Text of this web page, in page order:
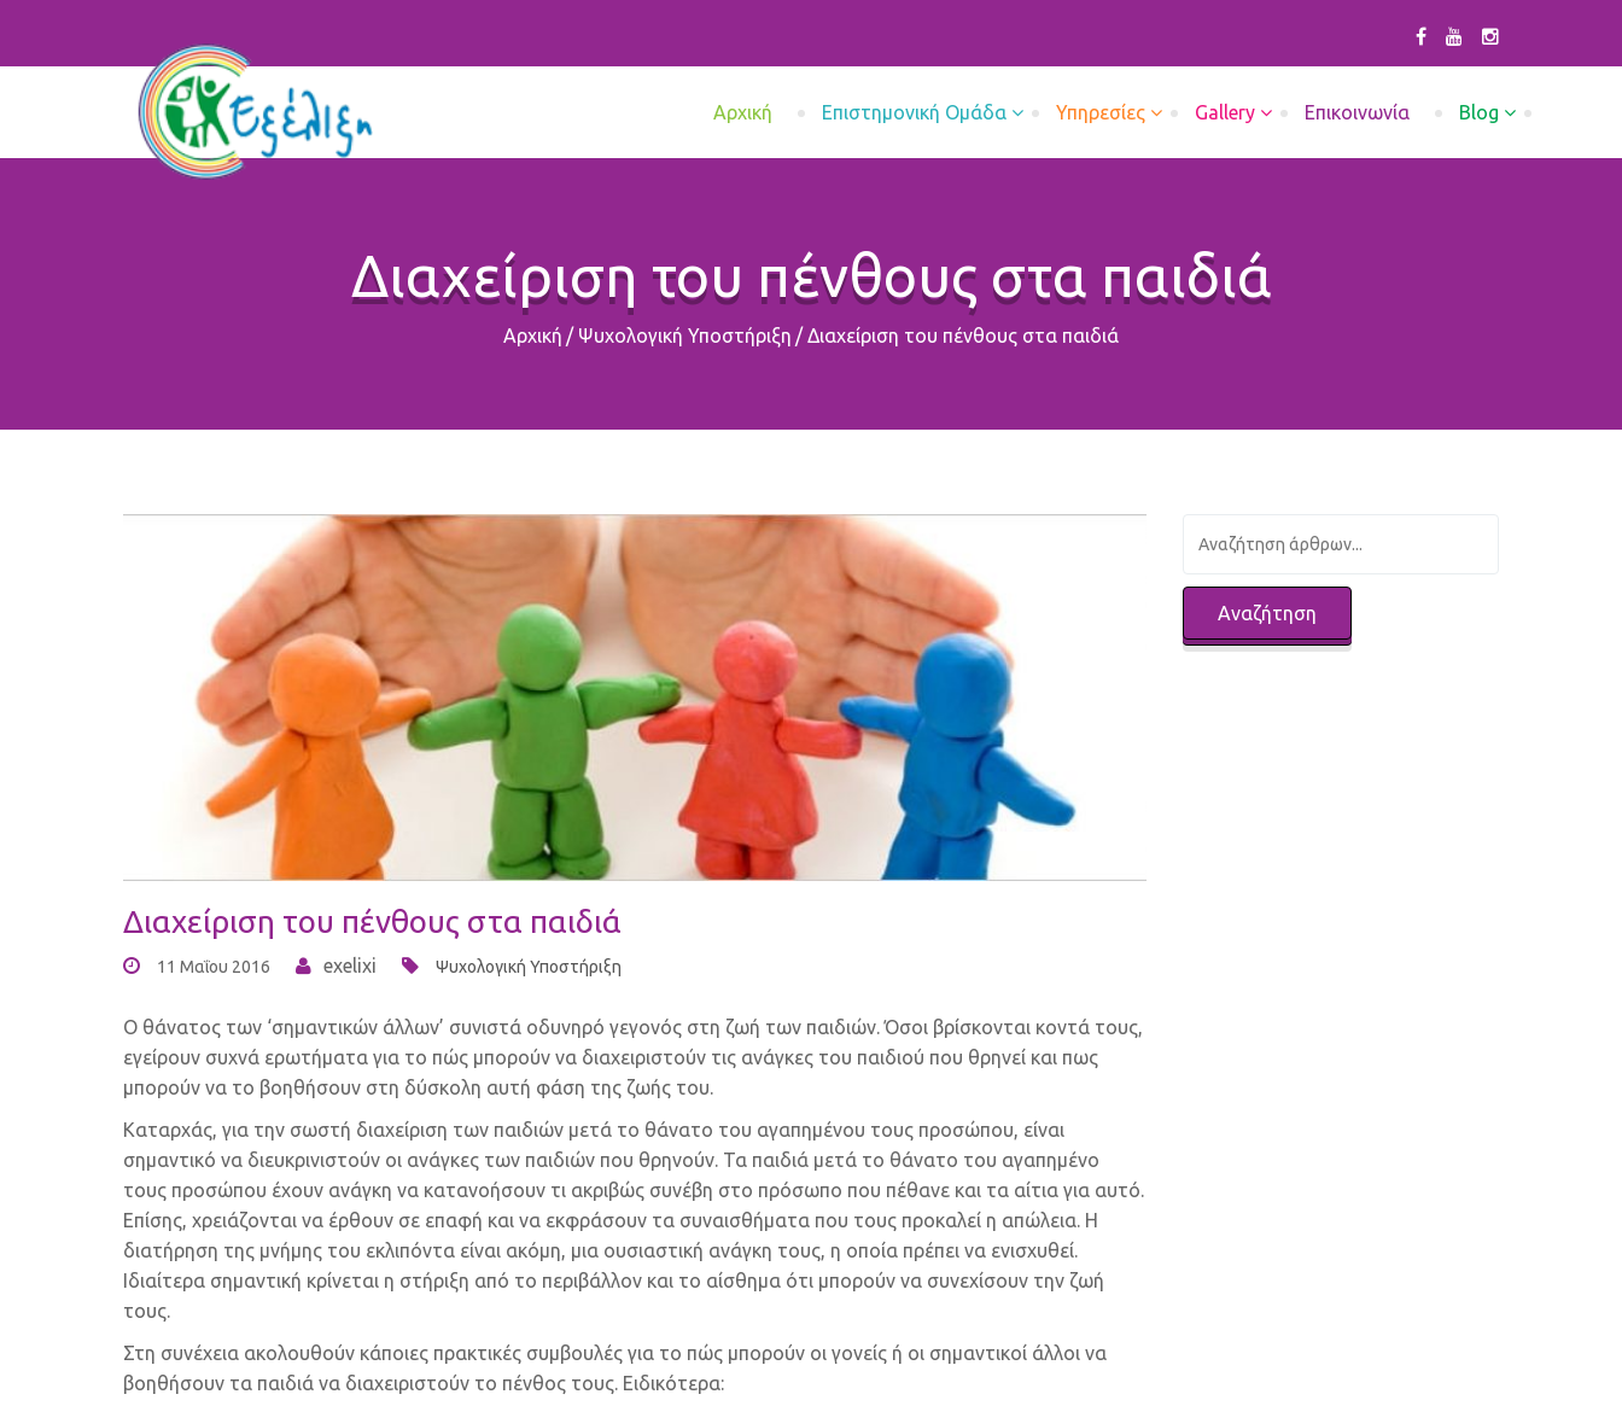
Aρχική Επιστημονική Ομάδα Υπηρεσίες Gallery Επικοινωνία Blog
Διαχείριση του πένθους στα παιδιά
Αρχική / Ψυχολογική Υποστήριξη /Διαχείριση του πένθους στα παιδιά
Διαχείριση του πένθους στα παιδιά
11 Μαΐου 2016 exelixi Ψυχολογική Υποστήριξη
Ο θάνατος των ‘σημαντικών άλλων’ συνιστά οδυνηρό γεγονός στη ζωή των παιδιών. Όσοι βρίσκονται κοντά τους,
εγείρουν συχνά ερωτήματα για το πώς μπορούν να διαχειριστούν τις ανάγκες του παιδιού που θρηνεί και πως
μπορούν να το βοηθήσουν στη δύσκολη αυτή φάση της ζωής του.
Καταρχάς, για την σωστή διαχείριση των παιδιών μετά το θάνατο του αγαπημένου τους προσώπου, είναι
σημαντικό να διευκρινιστούν οι ανάγκες των παιδιών που θρηνούν. Τα παιδιά μετά το θάνατο του αγαπημένο
τους προσώπου έχουν ανάγκη να κατανοήσουν τι ακριβώς συνέβη στο πρόσωπο που πέθανε και τα αίτια για αυτό.
Επίσης, χρειάζονται να έρθουν σε επαφή και να εκφράσουν τα συναισθήματα που τους προκαλεί η απώλεια. Η
διατήρηση της μνήμης του εκλιπόντα είναι ακόμη, μια ουσιαστική ανάγκη τους, η οποία πρέπει να ενισχυθεί.
Ιδιαίτερα σημαντική κρίνεται η στήριξη από το περιβάλλον και το αίσθημα ότι μπορούν να συνεχίσουν την ζωή
τους.
Στη συνέχεια ακολουθούν κάποιες πρακτικές συμβουλές για το πώς μπορούν οι γονείς ή οι σημαντικοί άλλοι να
βοηθήσουν τα παιδιά να διαχειριστούν το πένθος τους. Ειδικότερα: